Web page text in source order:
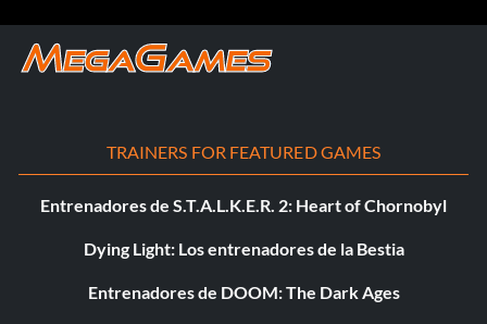
TRAINERS FOR FEATURED GAMES
Entrenadores de S.T.A.L.K.E.R. 2: Heart of Chornobyl
Dying Light: Los entrenadores de la Bestia
Entrenadores de DOOM: The Dark Ages